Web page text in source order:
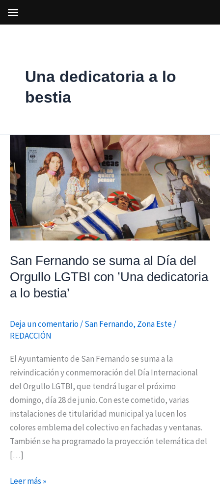
Una dedicatoria a lo
bestia
San Fernando se suma al Día del
Orgullo LGTBI con ’Una dedicatoria
a lo bestia’
Deja un comentario/San Fernando, Zona Este/
REDACCIÓN
El Ayuntamiento de San Fernando se suma a la
reivindicación y conmemoración del Día Internacional
del Orgullo LGTBI, que tendrá lugar el próximo
domingo, día 28 de junio. Con este cometido, varias
instalaciones de titularidad municipal ya lucen los
colores emblema del colectivo en fachadas y ventanas.
También se ha programado la proyección telemática del
[…]
Fernando
se
suma
al
Día
del
Orgullo
con
’Una
dedicatoria
lo
bestia’
Leer más »